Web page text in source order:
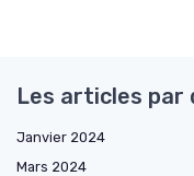
Les articles par
Janvier 2024
Mars 2024